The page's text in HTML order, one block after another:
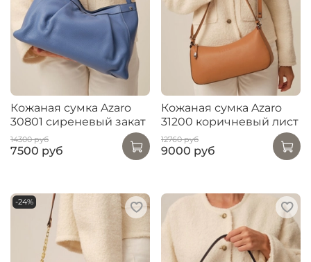
Кожаная сумка Azaro
30801 сиреневый закат
14300 руб
7500 руб
Кожаная сумка Azaro
31200 коричневый лист
12760 руб
9000 руб
-24%